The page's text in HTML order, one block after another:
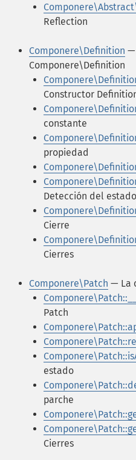
Reflection
Componere\Definition —
Componere\Definition
Constructor
constante
propiedad
Detección del estado
Cierre
Cierres
Componere\Patch — La
Patch
estado
parche
Cierres